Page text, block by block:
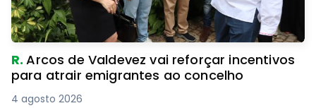
R.Arcos de Valdevez vai reforçar incentivos
para atrair emigrantes ao concelho
4 agosto 2026